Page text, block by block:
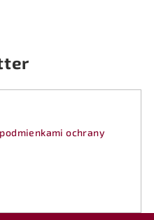
podmienkami ochrany